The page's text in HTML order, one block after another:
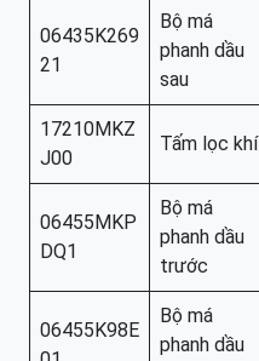
06435K269
21
Bộ má
phanh dầu
sau
17210MKZ
J00
Tấm lọc khí
06455MKP
DQ1
Bộ má
phanh dầu
trước
06455K98E
Bộ má
phanh dầu